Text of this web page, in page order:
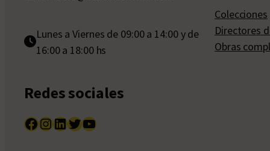
Lunes a Viernes de 09:00 a 14:00 y de
16:00 a 18:00 hs
Redes sociales
Facebook InstagramLinkedIn Twitter YouTube
Colecciones
Directores
Obras